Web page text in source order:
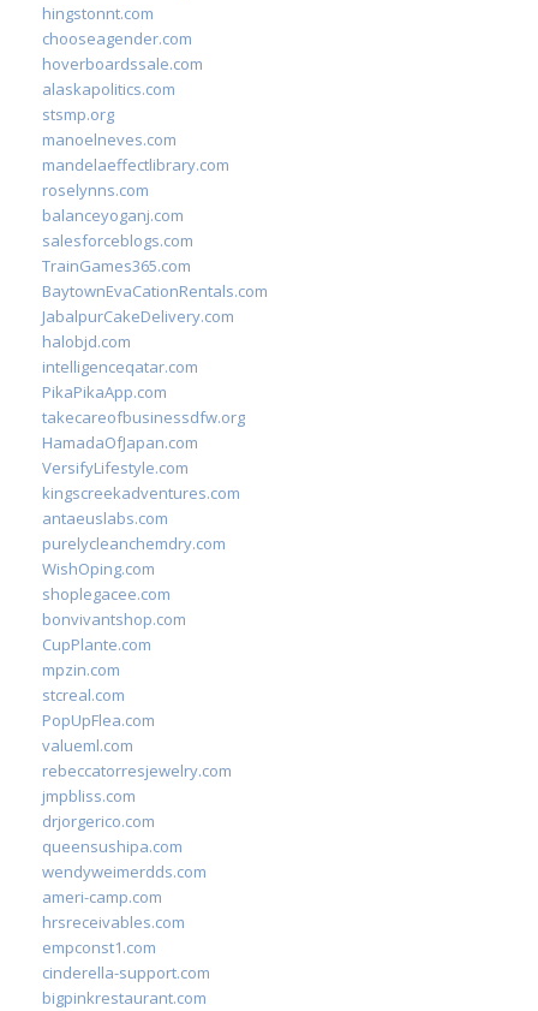
hingstonnt.com
chooseagender.com
hoverboardssale.com
alaskapolitics.com
stsmp.org
manoelneves.com
mandelaeffectlibrary.com
roselynns.com
balanceyoganj.com
salesforceblogs.com
TrainGames365.com
BaytownEvaCationRentals.com
JabalpurCakeDelivery.com
halobjd.com
intelligenceqatar.com
PikaPikaApp.com
takecareofbusinessdfw.org
HamadaOfJapan.com
VersifyLifestyle.com
kingscreekadventures.com
antaeuslabs.com
purelycleanchemdry.com
WishOping.com
shoplegacee.com
bonvivantshop.com
CupPlante.com
mpzin.com
stcreal.com
PopUpFlea.com
valueml.com
rebeccatorresjewelry.com
jmpbliss.com
drjorgerico.com
queensushipa.com
wendyweimerdds.com
ameri-camp.com
hrsreceivables.com
empconst1.com
cinderella-support.com
bigpinkrestaurant.com